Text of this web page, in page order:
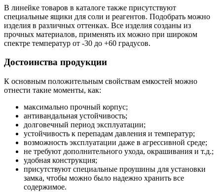
В линейке товаров в каталоге также присутствуют
специальные ящики для соли и реагентов. Подобрать можно
изделия в различных оттенках. Все изделия созданы из
прочных материалов, применять их можно при широком
спектре температур от -30 до +60 градусов.
Достоинства продукции
К основным положительным свойствам емкостей можно
отнести такие моменты, как:
максимально прочный корпус;
антивандальная устойчивость;
долговечный период эксплуатации;
устойчивость к перепадам давления и температур;
возможность эксплуатации даже в агрессивной среде;
не требуют дополнительного ухода, окрашивания и т.д.;
удобная конструкция;
присутствуют специальные проушины для установки
замка, чтобы можно было надежно хранить все
содержимое.